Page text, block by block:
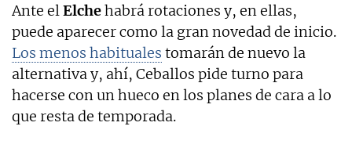
Ante elElchehabrá rotaciones y, en ellas,
puede aparecer como la gran novedad de inicio.
Los menos habituales tomarán de nuevo la
alternativa y, ahí, Ceballos pide turno para
hacerse con un hueco en los planes de cara a lo
que resta de temporada.